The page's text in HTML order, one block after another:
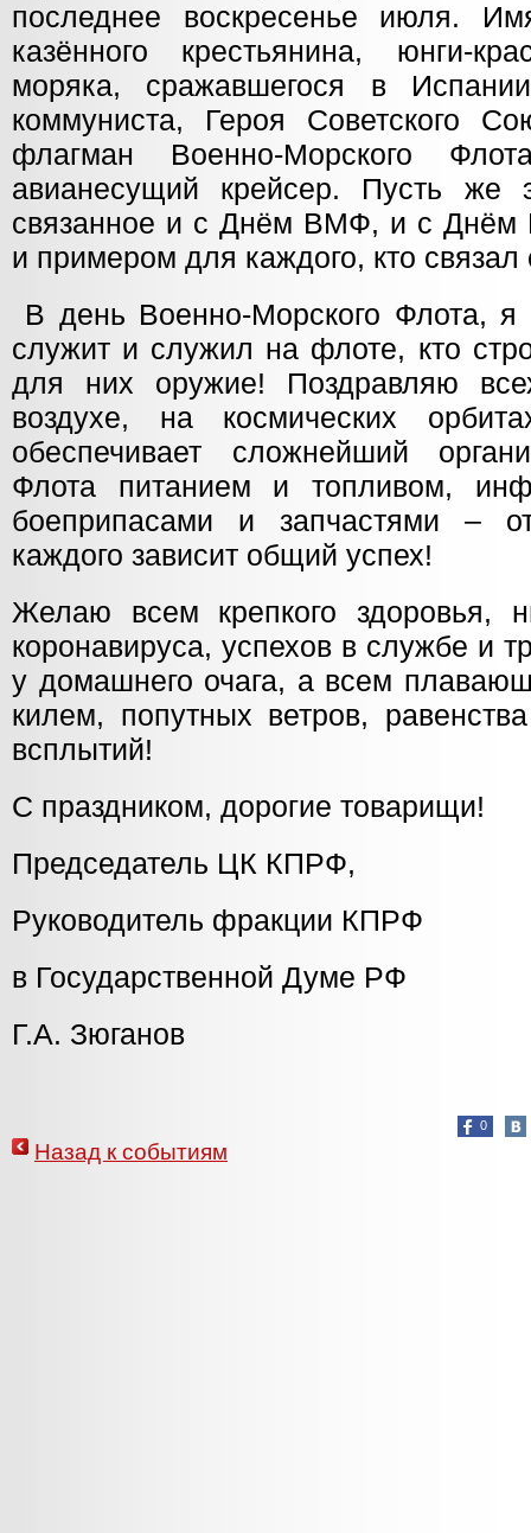
последнее воскресенье июля.
казённого крестьянина, юнги-
моряка, сражавшегося в
коммуниста, Героя Советского
флагман Военно-Морского
авианесущий крейсер. Пусть же
связанное и с Днём ВМФ, и с Днём
и примером для каждого, кто
В день Военно-Морского Флота, я
служит и служил на флоте, кто
для них оружие! Поздравляю
воздухе, на космических
обеспечивает сложнейший
Флота питанием и топливом,
боеприпасами и запчастями –
каждого зависит общий успех!
Желаю всем крепкого здоровья,
коронавируса, успехов в службе и
у домашнего очага, а всем
килем, попутных ветров,
всплытий!
С праздником, дорогие товарищи!
Председатель ЦК КПРФ,
Руководитель
в Государственной Думе РФ
Г.А. Зюганов
0
Назад к событиям